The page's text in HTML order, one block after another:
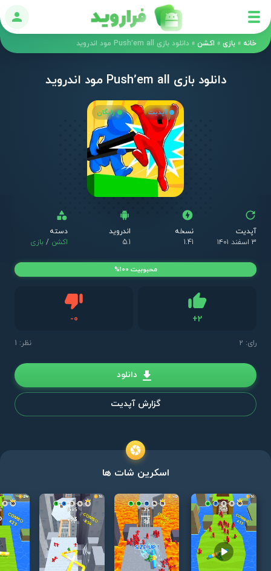
ورود
خانه » بازی » اکشن » دانلود بازی Push’em all مود اندروید
دانلود بازی Push’em all مود اندروید
آپدیت رایگان
آپدیت
۳ اسفند ۱۴۰۱
نسخه
1.41
اندروید
5.1
دسته
اکشن / بازی
+2
-0دیس لایک
رای: 2 نظر: 1
محبوبیت 100%
دانلود
گزارش آپدیت
اسکرین شات ها
Play video